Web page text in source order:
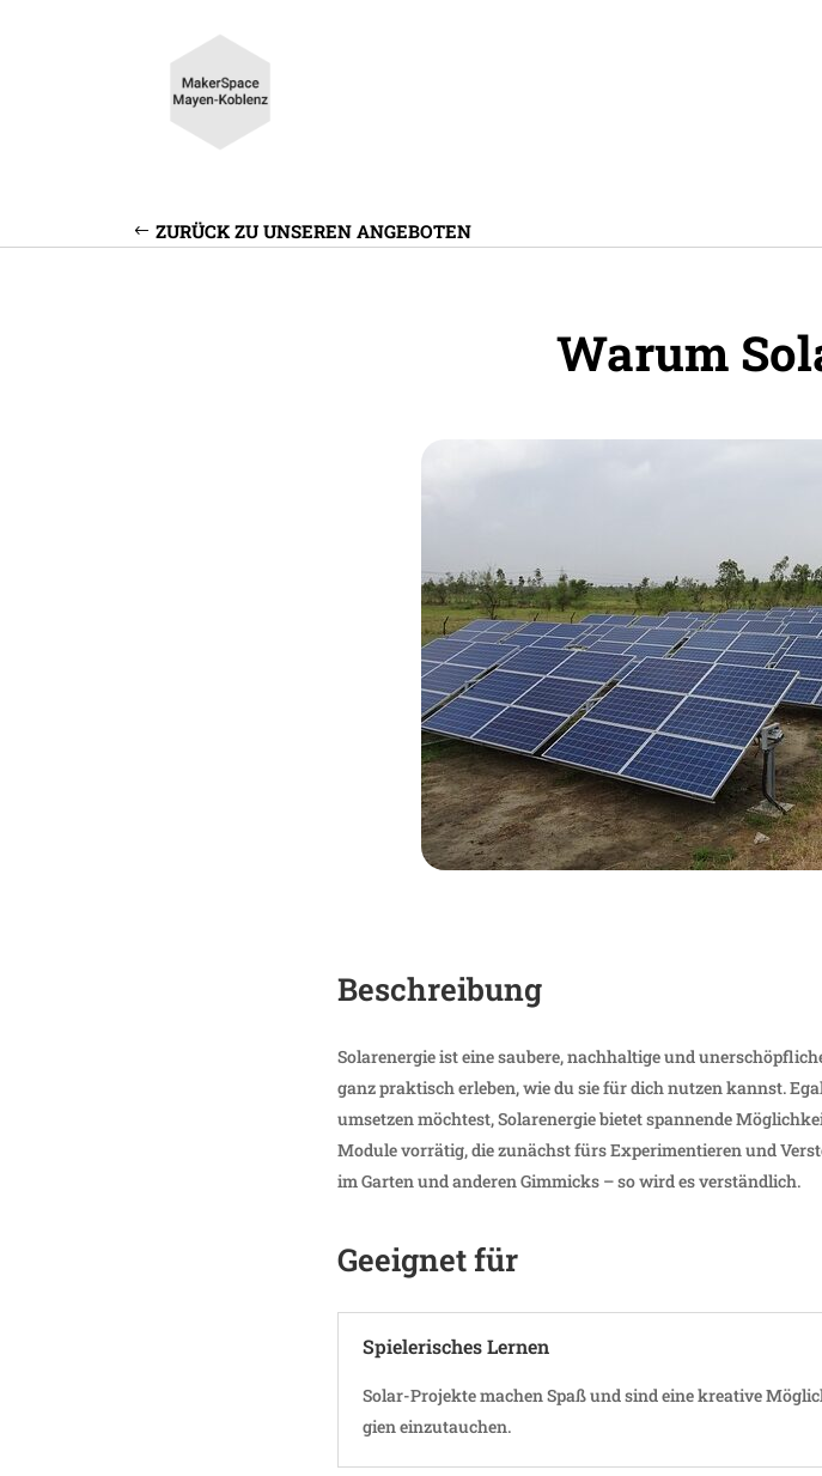
ZURÜCK ZU UNSEREN ANGEBOTEN
Warum
Beschrei­bung
Solar­energie ist eine saubere, nach­hal­tige und
ganz prak­tisch erleben, wie du sie für dich nutzen kannst.
umsetzen möch­test, Solar­energie bietet span­nende
Module vorrätig, die zunächst fürs Expe­ri­men­tieren und
im Garten und anderen Gimmicks – so wird es verständlich.
Geeignet für
Spie­le­ri­sches Lernen
Solar-Projekte machen Spaß und sind eine krea­tive
gien einzutauchen.